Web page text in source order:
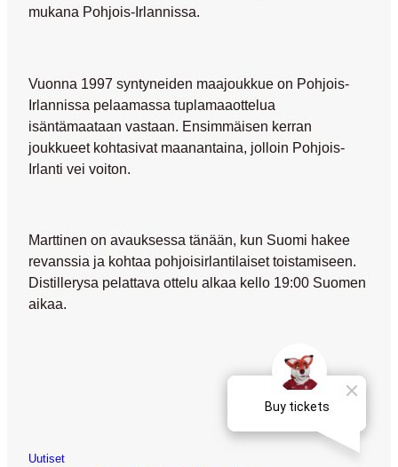
mukana Pohjois-Irlannissa.
Vuonna 1997 syntyneiden maajoukkue on Pohjois-
Irlannissa pelaamassa tuplamaaottelua
isäntämaataan vastaan. Ensimmäisen kerran
joukkueet kohtasivat maanantaina, jolloin Pohjois-
Irlanti vei voiton.
Marttinen on avauksessa tänään, kun Suomi hakee
revanssia ja kohtaa pohjoisirlantilaiset toistamiseen.
Distillerysa pelattava ottelu alkaa kello 19:00 Suomen
aikaa.
Uutiset